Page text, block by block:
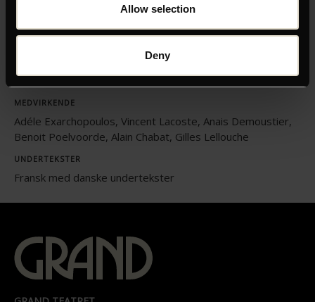
Allow selection
Deny
Quentin Dupieux
01:20
MEDVIRKENDE
Adéle Exarchopoulos, Vincent Lacoste, Anais Demoustier,
Benoit Poelvoorde, Alain Chabat, Gilles Lellouche
UNDERTEKSTER
Fransk med danske undertekster